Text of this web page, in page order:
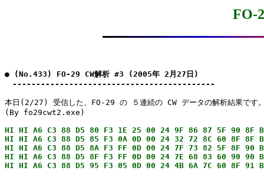
FO-
● (No.433) FO-29 CW解析 #3 (2005年 2月27日)
-------------------------------------------
本日(2/27) 受信した、FO-29 の ５連続の CW データの解析結果です
HI HI A6 C3 88 D5 80 F3 1E 25 00 24 9F 86 87 5F 90 8F
HI HI A6 C3 88 D5 85 F3 0A 0D 00 24 32 72 8C 60 8F 8F
HI HI A6 C3 88 D5 8A F3 FF 0D 00 24 7F 73 82 5F 8F 90
HI HI A6 C3 88 D5 8F F3 FF 0D 00 24 7E 68 83 60 90 90